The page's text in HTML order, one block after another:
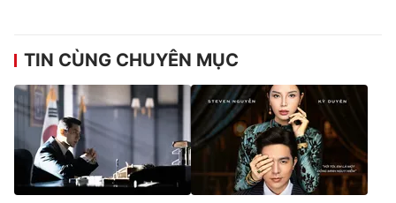
TIN CÙNG CHUYÊN MỤC